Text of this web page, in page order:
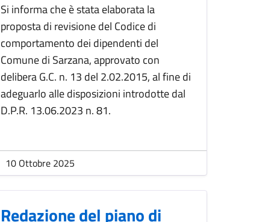
Si informa che è stata elaborata la
proposta di revisione del Codice di
comportamento dei dipendenti del
Comune di Sarzana, approvato con
delibera G.C. n. 13 del 2.02.2015, al fine di
adeguarlo alle disposizioni introdotte dal
D.P.R. 13.06.2023 n. 81.
10 Ottobre 2025
Redazione del piano di